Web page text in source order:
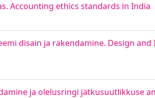
Accounting ethics standards in India
disain ja rakendamine. Design
ja olelusringi jätkusuutlikkuse